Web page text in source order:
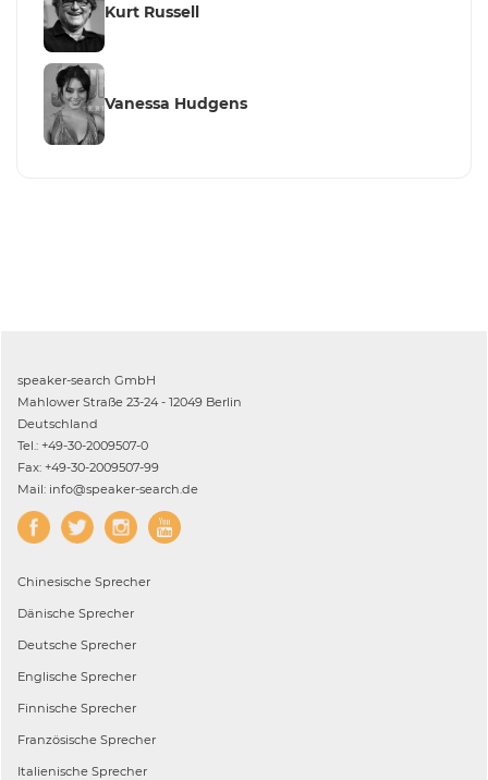
Kurt Russell
Vanessa Hudgens
speaker-search GmbH
Mahlower Straße 23-24 - 12049 Berlin
Deutschland
Tel.: +49-30-2009507-0
Fax: +49-30-2009507-99
Mail: info@speaker-search.de
Chinesische Sprecher
Dänische Sprecher
Deutsche Sprecher
Englische Sprecher
Finnische Sprecher
Französische Sprecher
Italienische Sprecher